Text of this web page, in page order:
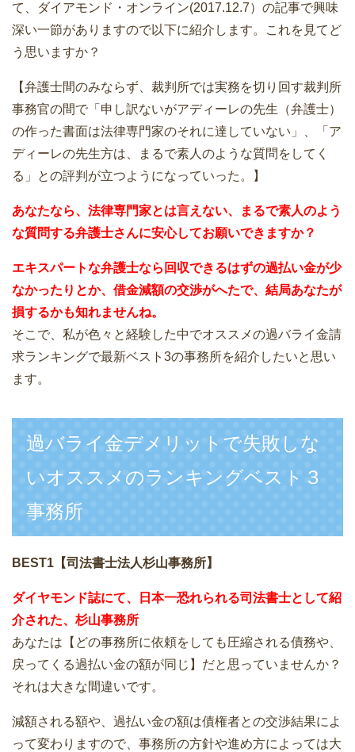
て、ダイアモンド・オンライン(2017.12.7）の記事で興味
深い一節がありますので以下に紹介します。これを見てど
う思いますか？
【弁護士間のみならず、裁判所では実務を切り回す裁判所
事務官の間で「申し訳ないがアディーレの先生（弁護士）
の作った書面は法律専門家のそれに達していない」、「ア
ディーレの先生方は、まるで素人のような質問をしてく
る」との評判が立つようになっていった。】
あなたなら、法律専門家とは言えない、まるで素人のよう
な質問する弁護士さんに安心してお願いできますか？
エキスパートな弁護士なら回収できるはずの過払い金が少
なかったりとか、借金減額の交渉がへたで、結局あなたが
損するかも知れませんね。
そこで、私が色々と経験した中でオススメの過バライ金請
求ランキングで最新ベスト3の事務所を紹介したいと思い
ます。
過バライ金デメリットで失敗しな
いオススメのランキングベスト３
事務所
BEST1【司法書士法人杉山事務所】
ダイヤモンド誌にて、日本一恐れられる司法書士として紹
介された、杉山事務所
あなたは【どの事務所に依頼をしても圧縮される債務や、
戻ってくる過払い金の額が同じ】だと思っていませんか？
それは大きな間違いです。
減額される額や、過払い金の額は債権者との交渉結果によ
って変わりますので、事務所の方針や進め方によっては大